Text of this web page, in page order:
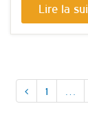
Lire la
1